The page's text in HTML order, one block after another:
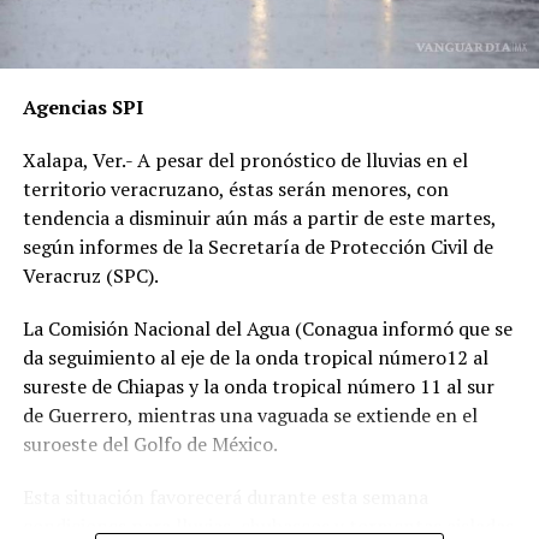
presenciales del accidente ahora callan, presuntamente
“Hoy fue mi Abraham,
mañana puede ser alguien
de tu familia. El homicida
sigue libre y operando en
las carreteras”, expresó un
familiar, exigiendo justicia.
El caso ha encendido el debate sobre la corrupción en la
Fiscalía y la impunidad que beneficia a conductores
responsables de muertes viales.
Agencias SPI
Xalapa, Ver.- A pesar del pronóstico de lluvias en el
territorio veracruzano, éstas serán menores, con
tendencia a disminuir aún más a partir de este martes,
según informes de la Secretaría de Protección Civil de
Veracruz (SPC).
La Comisión Nacional del Agua (Conagua informó que se
da seguimiento al eje de la onda tropical número12 al
sureste de Chiapas y la onda tropical número 11 al sur
de Guerrero, mientras una vaguada se extiende en el
suroeste del Golfo de México.